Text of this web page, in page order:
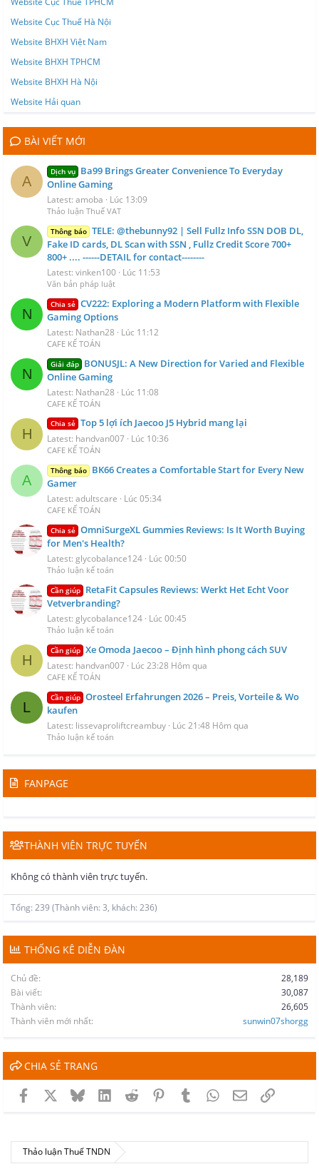
Website Cục Thuế Hà Nội
Website BHXH Việt Nam
Website BHXH TPHCM
Website BHXH Hà Nội
Website Hải quan
BÀI VIẾT MỚI
A
Dịch vụ Ba99 Brings Greater Convenience To Everyday
Online Gaming
Latest: amoba Lúc 13:09
Thảo luận Thuế VAT
V
Thông báo TELE: @thebunny92 | Sell Fullz Info SSN DOB DL,
Fake ID cards, DL Scan with SSN , Fullz Credit Score 700+
800+ .... ------DETAIL for contact--------
Latest: vinken100 Lúc 11:53
Văn bản pháp luật
N
Chia sẻ CV222: Exploring a Modern Platform with Flexible
Gaming Options
Latest: Nathan28 Lúc 11:12
CAFE KẾ TOÁN
N
Giải đáp BONUSJL: A New Direction for Varied and Flexible
Online Gaming
Latest: Nathan28 Lúc 11:08
CAFE KẾ TOÁN
H
Chia sẻ Top 5 lợi ích Jaecoo J5 Hybrid mang lại
Latest: handvan007 Lúc 10:36
CAFE KẾ TOÁN
A
Thông báo BK66 Creates a Comfortable Start for Every New
Gamer
Latest: adultscare Lúc 05:34
CAFE KẾ TOÁN
Chia sẻ OmniSurgeXL Gummies Reviews: Is It Worth Buying
for Men's Health?
Latest: glycobalance124 Lúc 00:50
Thảo luận kế toán
Cần giúp RetaFit Capsules Reviews: Werkt Het Echt Voor
Vetverbranding?
Latest: glycobalance124 Lúc 00:45
Thảo luận kế toán
H
Cần giúp Xe Omoda Jaecoo – Định hình phong cách SUV
Latest: handvan007 Lúc 23:28 Hôm qua
CAFE KẾ TOÁN
L
Cần giúp Orosteel Erfahrungen 2026 – Preis, Vorteile & Wo
kaufen
Latest: lissevaproliftcreambuy Lúc 21:48 Hôm qua
Thảo luận kế toán
FANPAGE
THÀNH VIÊN TRỰC TUYẾN
Không có thành viên trực tuyến.
Tổng: 239 (Thành viên: 3, khách: 236)
THỐNG KÊ DIỄN ĐÀN
Chủ đề
28,189
Bài viết
30,087
Thành viên
26,605
Thành viên mới nhất
sunwin07shorgg
CHIA SẺ TRANG
Facebook BlueskyLinkedInReddit PinterestTumblrWhatsApp
EmailLink
Thảo luận Thuế TNDN